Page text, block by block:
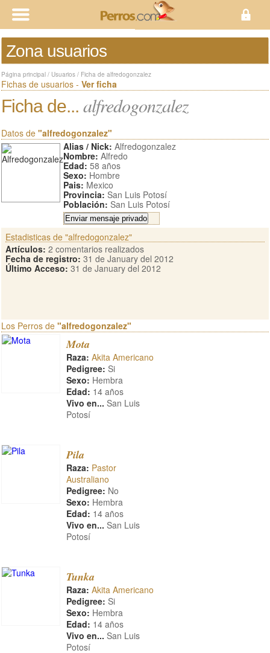
Zona usuarios
Página principal / Usuarios / Ficha de alfredogonzalez
Fichas de usuarios - Ver ficha
Ficha de... alfredogonzalez
Datos de "alfredogonzalez"
Alias / Nick: Alfredogonzalez
Nombre: Alfredo
Edad: 58 años
Sexo: Hombre
Pais: Mexico
Provincia: San Luis Potosí
Población: San Luis Potosí
Estadisticas de "alfredogonzalez"
Artículos: 2 comentarios realizados
Fecha de registro: 31 de January del 2012
Último Acceso: 31 de January del 2012
Los Perros de "alfredogonzalez"
Mota
Raza: Akita Americano
Pedigree: Si
Sexo: Hembra
Edad: 14 años
Vivo en... San Luis
Potosí
Pila
Raza: Pastor
Australiano
Pedigree: No
Sexo: Hembra
Edad: 14 años
Vivo en... San Luis
Potosí
Tunka
Raza: Akita Americano
Pedigree: Si
Sexo: Hembra
Edad: 14 años
Vivo en... San Luis
Potosí